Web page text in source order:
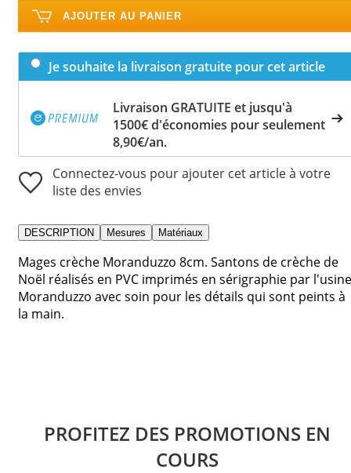
AJOUTER AU PANIER
Je souhaite la livraison gratuite pour cet article
Livraison GRATUITE et jusqu'à
1500€ d'économies pour seulement
8,90€/an.
Connectez-vous pour ajouter cet article à votre
liste des envies
DESCRIPTION Mesures Matériaux
Mages crèche Moranduzzo 8cm. Santons de crèche de
Noël réalisés en PVC imprimés en sérigraphie par l'usine
Moranduzzo avec soin pour les détails qui sont peints à
la main.
PROFITEZ DES PROMOTIONS EN
COURS